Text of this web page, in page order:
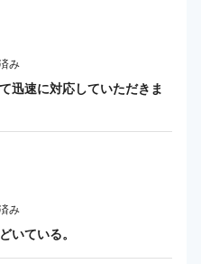
み
迅速に対応していただきま
み
いている。